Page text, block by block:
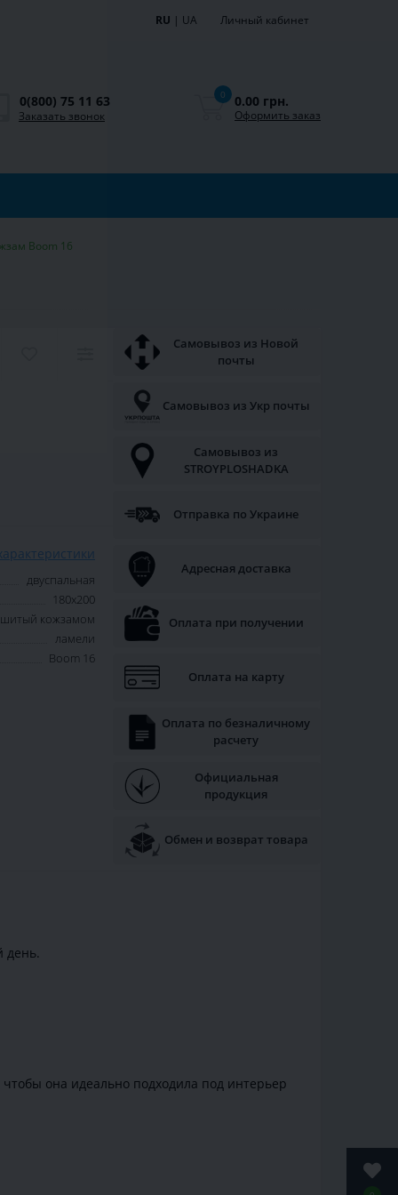
RU | UA Личный кабинет
0(800) 75 11 63
Заказать звонок
0 0.00 грн.
Оформить заказ
Boom 16
двуспальная
180х200
кожзамом
ламели
Boom 16
Самовывоз из Новой
почты
Самовывоз из Укр почты
Самовывоз из
STROYPLOSHADKA
Отправка по Украине
Адресная доставка
Оплата при получении
Оплата на карту
Оплата по безналичному
расчету
Официальная
продукция
Обмен и возврат товара
день.
она идеально подходила под интерьер